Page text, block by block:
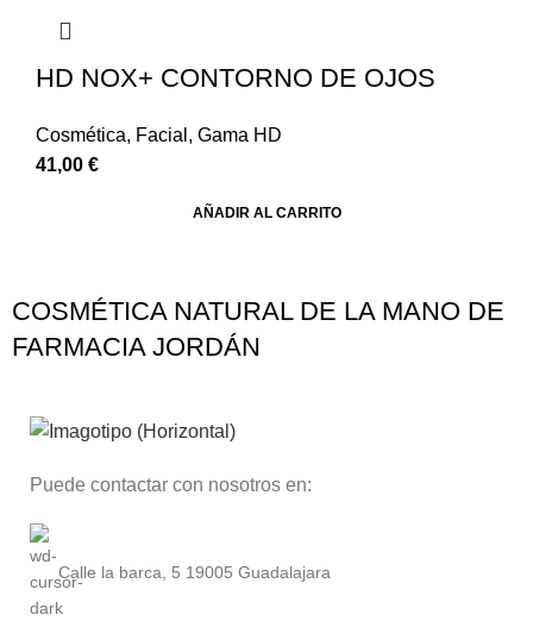
HD NOX+ CONTORNO DE OJOS
Cosmética, Facial , Gama HD
41,00 €
AÑADIR AL CARRITO
COSMÉTICA NATURAL DE LA MANO DE
FARMACIA JORDÁN
Puede contactar con nosotros en:
Calle la barca, 5 19005 Guadalajara